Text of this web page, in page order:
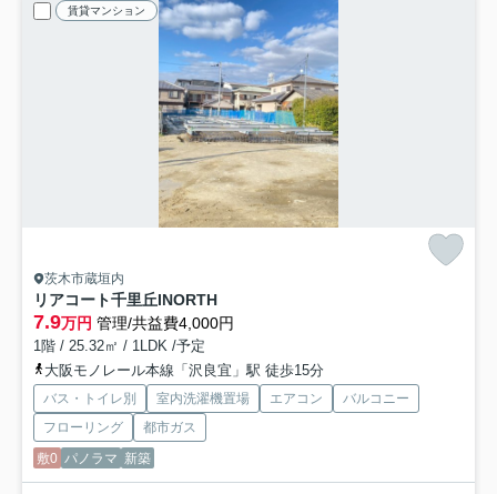
賃貸マンション
茨木市蔵垣内
リアコート千里丘INORTH
7.9万円 管理/共益費4,000円
1階 / 25.32㎡ / 1LDK /予定
大阪モノレール本線「沢良宜」駅 徒歩15分
バス・トイレ別 室内洗濯機置場 エアコン
バルコニー
フローリング
都市ガス
敷0 パノラマ 新築